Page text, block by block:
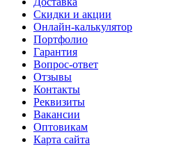
Скидки и акции
Онлайн-калькулятор
Портфолио
Гарантия
Вопрос-ответ
Отзывы
Контакты
Реквизиты
Вакансии
Оптовикам
Карта сайта